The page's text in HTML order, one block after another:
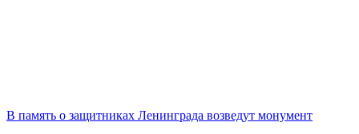
В память о защитниках Ленинграда возведут монумент